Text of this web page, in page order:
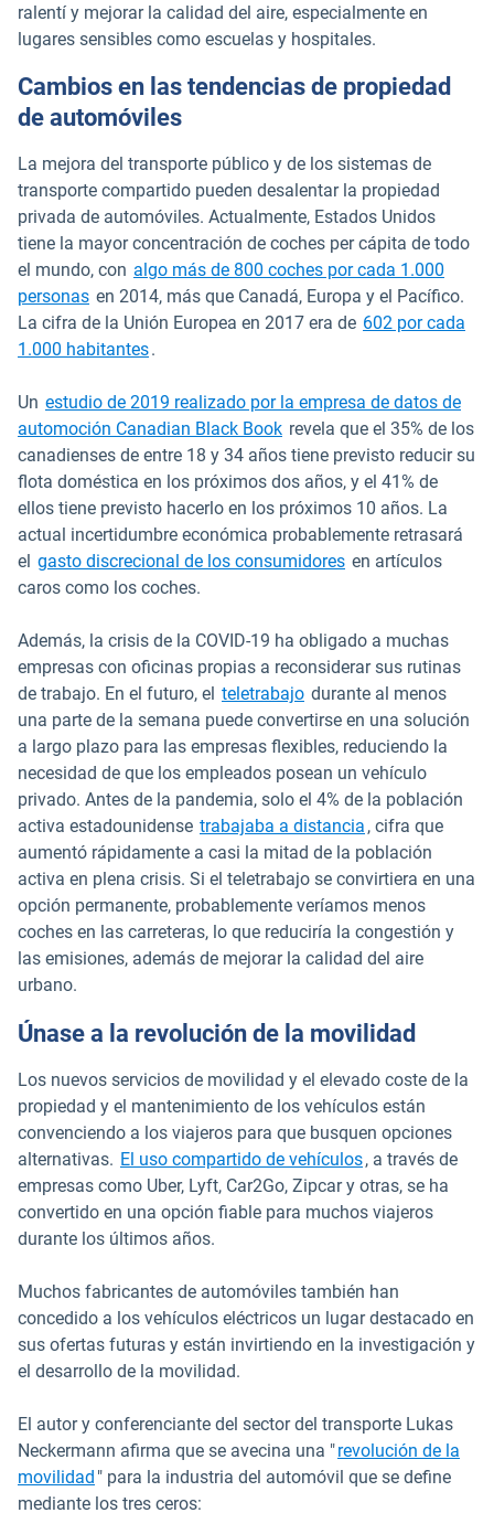
ralentí y mejorar la calidad del aire, especialmente en
lugares sensibles como escuelas y hospitales.
Cambios en las tendencias de propiedad
de automóviles
La mejora del transporte público y de los sistemas de
transporte compartido pueden desalentar la propiedad
privada de automóviles. Actualmente, Estados Unidos
tiene la mayor concentración de coches per cápita de todo
el mundo, con algo más de 800 coches por cada 1.000
personasAbrir en una nueva ventana
en 2014, más que Canadá, Europa y el Pacífico.
La cifra de la Unión Europea en 2017 era de 602 por cada
1.000 habitantesAbrir en una nueva ventana
.
Un estudio de 2019 realizado por la empresa de datos de
automoción Canadian Black BookAbrir en una nueva ventana
revela que el 35% de los
canadienses de entre 18 y 34 años tiene previsto reducir su
flota doméstica en los próximos dos años, y el 41% de
ellos tiene previsto hacerlo en los próximos 10 años. La
actual incertidumbre económica probablemente retrasará
el gasto discrecional de los consumidoresAbrir en una
en artículos
caros como los coches.
Además, la crisis de la COVID-19 ha obligado a muchas
empresas con oficinas propias a reconsiderar sus rutinas
de trabajo. En el futuro, el teletrabajoAbrir en una nueva
durante al menos
una parte de la semana puede convertirse en una solución
a largo plazo para las empresas flexibles, reduciendo la
necesidad de que los empleados posean un vehículo
privado. Antes de la pandemia, solo el 4% de la población
activa estadounidense trabajaba a distancia Abrir en una
, cifra que
aumentó rápidamente a casi la mitad de la población
activa en plena crisis. Si el teletrabajo se convirtiera en una
opción permanente, probablemente veríamos menos
coches en las carreteras, lo que reduciría la congestión y
las emisiones, además de mejorar la calidad del aire
urbano.
Únase a la revolución de la movilidad
Los nuevos servicios de movilidad y el elevado coste de la
propiedad y el mantenimiento de los vehículos están
convenciendo a los viajeros para que busquen opciones
alternativas. El uso compartido de vehículos, a través de
empresas como Uber, Lyft, Car2Go, Zipcar y otras, se ha
convertido en una opción fiable para muchos viajeros
durante los últimos años.
Muchos fabricantes de automóviles también han
concedido a los vehículos eléctricos un lugar destacado en
sus ofertas futuras y están invirtiendo en la investigación y
el desarrollo de la movilidad.
El autor y conferenciante del sector del transporte Lukas
Neckermann afirma que se avecina una "revolución de la
movilidad Abrir en una nueva ventana
" para la industria del automóvil que se define
mediante los tres ceros: